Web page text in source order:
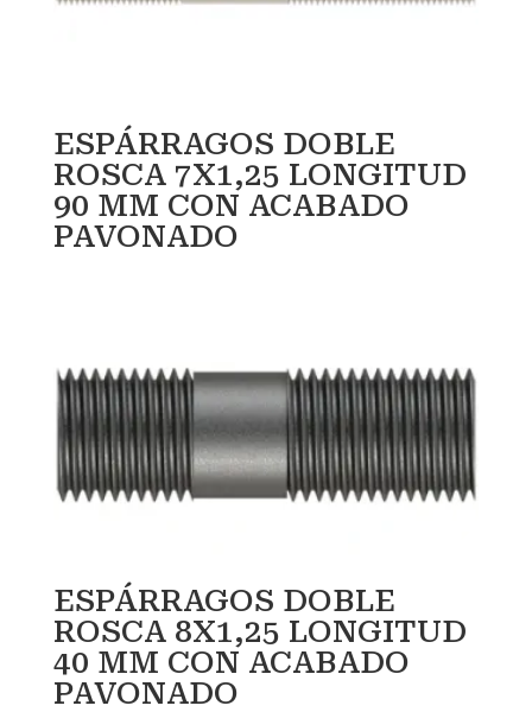
ESPÁRRAGOS DOBLE
ROSCA 7X1,25 LONGITUD
90 MM CON ACABADO
PAVONADO
ESPÁRRAGOS DOBLE
ROSCA 8X1,25 LONGITUD
40 MM CON ACABADO
PAVONADO